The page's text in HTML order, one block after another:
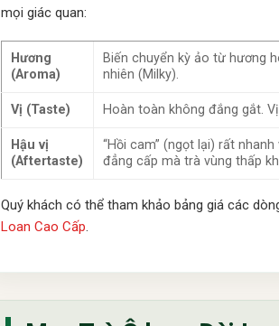
mọi giác quan:
Hương
(Aroma)
Biến chuyển kỳ ảo từ hương
nhiên (Milky).
Vị (Taste) Hoàn toàn không đắng gắt.
Hậu vị
(Aftertaste)
“Hồi cam” (ngọt lại) rất
đẳng cấp mà trà vùng thấp
Quý khách có thể tham khảo bảng giá các
Loan Cao Cấp.